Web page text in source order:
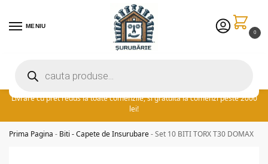
MENIU
0
reducere la comenzile peste 300 lei! adauga cuponul ‘FIDSUR’ la
Livrare cu pret redus la toate comenzile, si gratuita la comenzi peste 2000
lei!
Prima Pagina - Biti - Capete de Insurubare - Set 10 BITI TORX T30 DOMAX